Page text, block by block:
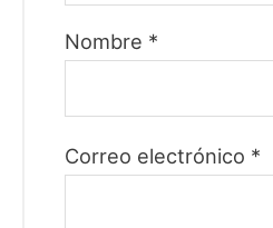
Nombre *
Correo electrónico *